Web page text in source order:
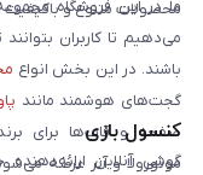
محصولات متنوع و
ما در این فروشگاه
می‌دهیم تا کاربران
باشند. در این بخش انواع
گجت‌های هوشمند مانند
صفحه و قاب‌ها برای
موتورولا و آنر عرضه
کنسول بازی
گوشی آنلاین